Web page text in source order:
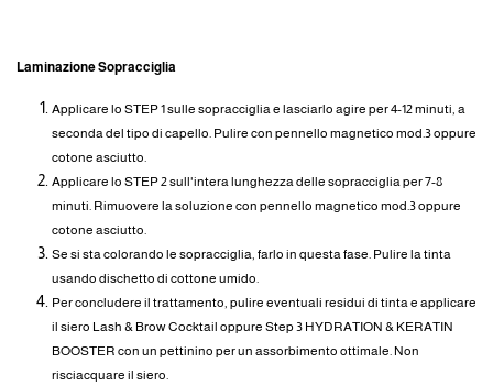
Laminazione Sopracciglia
Applicare lo STEP 1 sulle sopracciglia e lasciarlo agire per 4-12 minuti, a
seconda del tipo di capello. Pulire con pennello magnetico mod.3 oppure
cotone asciutto.
Applicare lo STEP 2 sull'intera lunghezza delle sopracciglia per 7-8
minuti. Rimuovere la soluzione con pennello magnetico mod.3 oppure
cotone asciutto.
Se si sta colorando le sopracciglia, farlo in questa fase. Pulire la tinta
usando dischetto di cottone umido.
Per concludere il trattamento, pulire eventuali residui di tinta e applicare
il siero Lash & Brow Cocktail oppure Step 3 HYDRATION & KERATIN
BOOSTER con un pettinino per un assorbimento ottimale. Non
risciacquare il siero.